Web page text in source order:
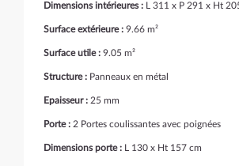
Dimensions intérieures : L 311 x P 291 x Ht
Surface extérieure : 9.66 m²
Surface utile : 9.05 m²
Structure : Panneaux en métal
Epaisseur : 25 mm
Porte : 2 Portes coulissantes avec poignées
Dimensions porte : L 130 x Ht 157 cm